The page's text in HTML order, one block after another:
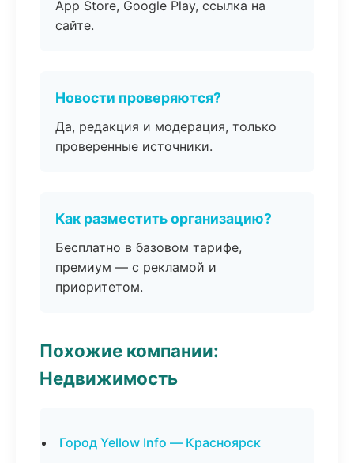
App Store, Google Play, ссылка на
сайте.
Новости проверяются?
Да, редакция и модерация, только
проверенные источники.
Как разместить организацию?
Бесплатно в базовом тарифе,
премиум — с рекламой и
приоритетом.
Похожие компании:
Недвижимость
Город Yellow Info — Красноярск